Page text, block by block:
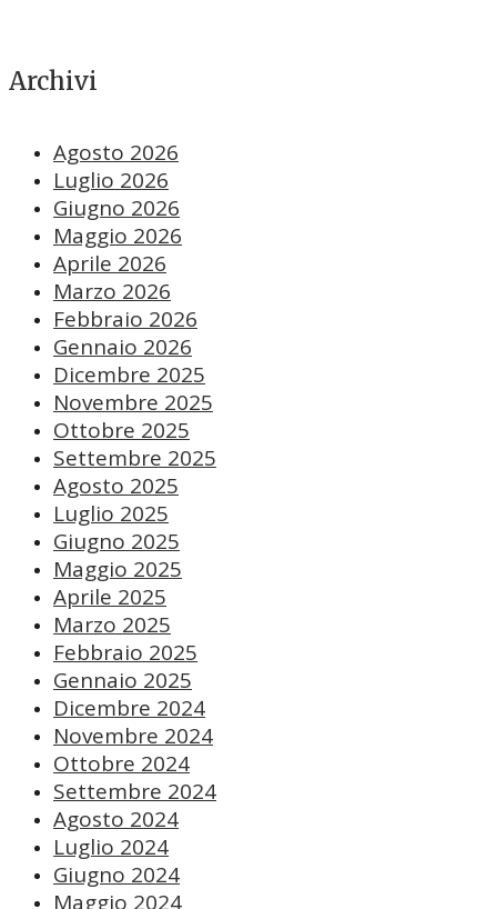
Archivi
Agosto 2026
Luglio 2026
Giugno 2026
Maggio 2026
Aprile 2026
Marzo 2026
Febbraio 2026
Gennaio 2026
Dicembre 2025
Novembre 2025
Ottobre 2025
Settembre 2025
Agosto 2025
Luglio 2025
Giugno 2025
Maggio 2025
Aprile 2025
Marzo 2025
Febbraio 2025
Gennaio 2025
Dicembre 2024
Novembre 2024
Ottobre 2024
Settembre 2024
Agosto 2024
Luglio 2024
Giugno 2024
Maggio 2024